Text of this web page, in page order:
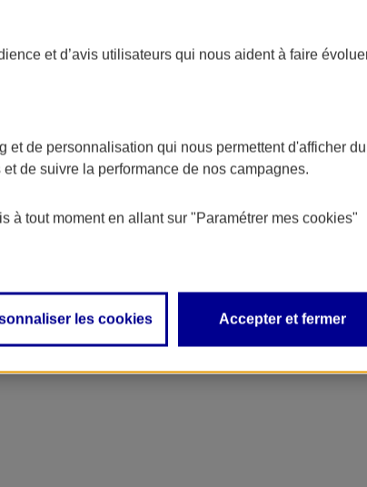
et d’avis utilisateurs qui nous aident à faire
et de personnalisation qui nous permettent d'afficher du
de suivre la performance de nos campagnes.
à tout moment en allant sur "Paramétrer mes cookies"
les cookies Accepter et fermer